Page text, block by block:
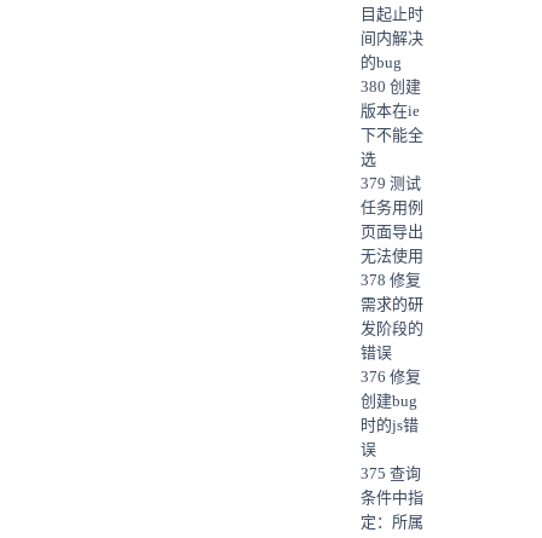
目起止时
间内解决
的bug
380 创建
版本在ie
下不能全
选
379 测试
任务用例
页面导出
无法使用
378 修复
需求的研
发阶段的
错误
376 修复
创建bug
时的js错
误
375 查询
条件中指
定：所属